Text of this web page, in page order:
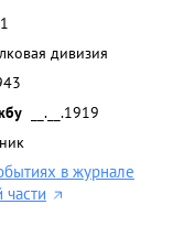
дивизия
__.__.1919
в журнале